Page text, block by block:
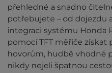
přehledné a snadno
potřebujete – od dojezdu
integraci systému Honda
pomocí TFT měřiče
hovorům, hudbě vhodné
nikdy nejeli špatnou